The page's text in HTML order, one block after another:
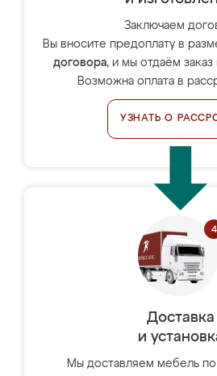
Заключаем
Вы вносите предоплату в
договора, и мы отдаём
Возможна оплата в
УЗНАТЬ О
Доставка
и
Мы доставляем мебель